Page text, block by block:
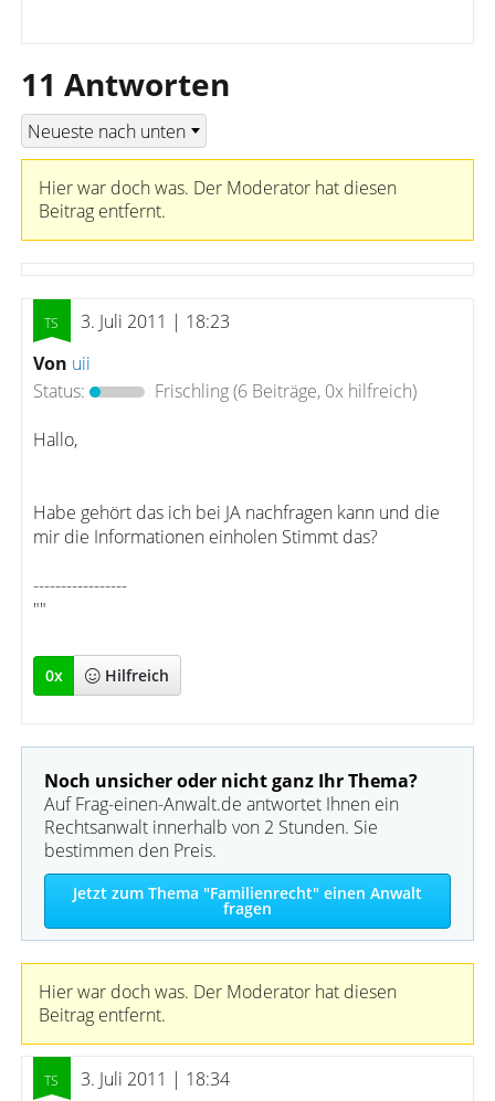
11 Antworten
Hier war doch was. Der Moderator hat diesen
Beitrag entfernt.
3. Juli 2011 | 18:23
Von uii
Status:
Frischling(6 Beiträge, 0x hilfreich)
Hallo,
Habe gehört das ich bei JA nachfragen kann und die
mir die Informationen einholen Stimmt das?
-----------------
""
0x Hilfreich
Noch unsicher oder nicht ganz Ihr Thema?
Auf Frag-einen-Anwalt.de antwortet Ihnen ein
Rechtsanwalt innerhalb von 2 Stunden. Sie
bestimmen den Preis.
Jetzt zum Thema "Familienrecht" einen Anwalt
fragen
Hier war doch was. Der Moderator hat diesen
Beitrag entfernt.
3. Juli 2011 | 18:34